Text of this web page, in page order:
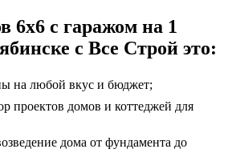
6x6 с гаражом на 1
с Все Строй это:
на любой вкус и бюджет;
проектов домов и коттеджей для
дома от фундамента до